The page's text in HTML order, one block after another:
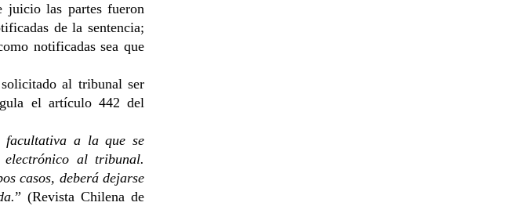
juicio las partes fueron
de la sentencia;
notificadas sea que
al tribunal ser
el artículo 442 del
facultativa a la que se
al tribunal.
casos, deberá dejarse
” (Revista Chilena de